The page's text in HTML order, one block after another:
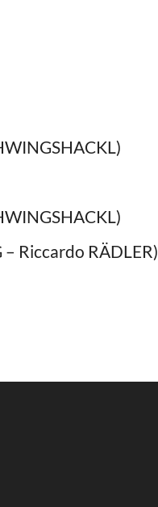
Riccardo RÄDLER)